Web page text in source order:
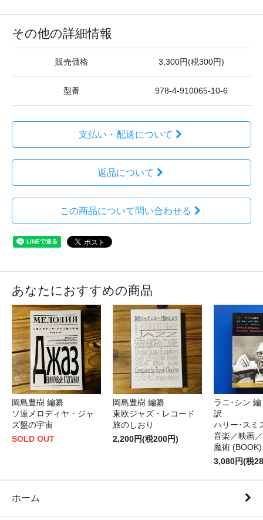
その他の詳細情報
販売価格 3,300円(税300円)
型番 978-4-910065-10-6
支払い・配送について
返品について
この商品について問い合わせる
あなたにおすすめの商品
岡島豊樹 編纂
ソ連メロディヤ・ジャ
ズ盤の宇宙
SOLD OUT
岡島豊樹 編纂
東欧ジャズ・レコード
旅のしおり
2,200円(税200円)
ラニ･シン
訳
ハリー･スミ
音楽／映画
魔術 (BOOK)
3,080円(税
ホーム